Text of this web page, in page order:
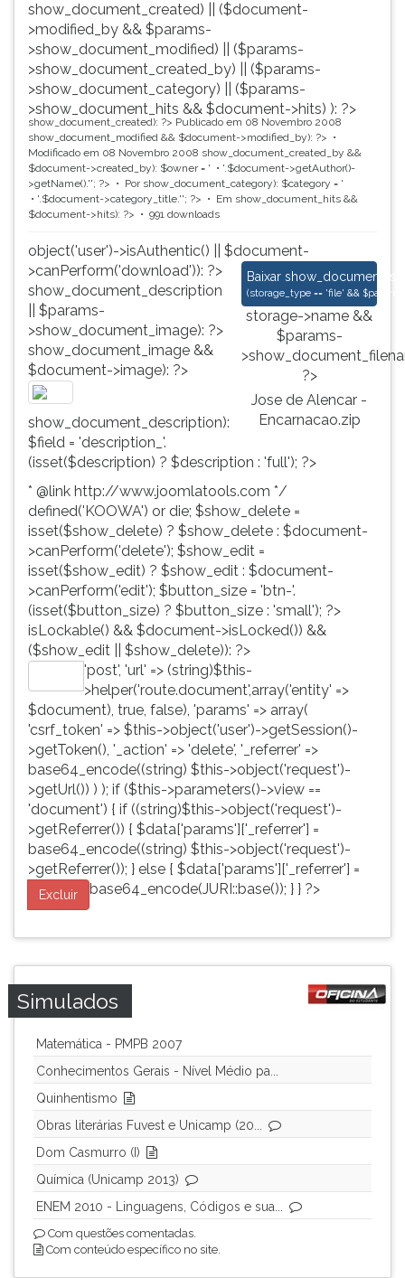
show_document_created) || ($document-
>modified_by && $params-
>show_document_modified) || ($params-
>show_document_created_by) || ($params-
>show_document_category) || ($params-
>show_document_hits && $document->hits) ): ?>
show_document_created): ?> Publicado em 08 Novembro 2008
show_document_modified && $document->modified_by): ?>
Modificado em 08 Novembro 2008 show_document_created_by &&
$document->created_by): $owner = '
'.$document->getAuthor()-
>getName().''; ?> Por show_document_category): $category = '
'.$document->category_title.''; ?> Em show_document_hits &&
$document->hits): ?>
991 downloads
object('user')->isAuthentic() || $document-
>canPerform('download')): ?>
Baixar Jose de Alencar -
(storage_type == 'file' &&
storage->name &&
$params-
?>
Jose de Alencar -
Encarnacao.zip
show_document_description
|| $params-
>show_document_image): ?>
show_document_image &&
$document->image): ?>
show_document_description):
$field = 'description_'.
(isset($description) ? $description : 'full'); ?>
* @link http://www.joomlatools.com */
defined('KOOWA') or die; $show_delete =
isset($show_delete) ? $show_delete : $document-
>canPerform('delete'); $show_edit =
isset($show_edit) ? $show_edit : $document-
>canPerform('edit'); $button_size = 'btn-'.
(isset($button_size) ? $button_size : 'small'); ?>
isLockable() && $document->isLocked()) &&
($show_edit || $show_delete)): ?>
'post', 'url' => (string)$this-
>helper('route.document',array('entity' =>
$document), true, false), 'params' => array(
'csrf_token' => $this->object('user')->getSession()-
>getToken(), '_action' => 'delete', '_referrer' =>
base64_encode((string) $this->object('request')-
>getUrl()) ) ); if ($this->parameters()->view ==
'document') { if ((string)$this->object('request')-
>getReferrer()) { $data['params']['_referrer'] =
base64_encode((string) $this->object('request')-
>getReferrer()); } else { $data['params']['_referrer'] =
base64_encode(JURI::base()); } } ?>
Excluir
Simulados
Matemática - PMPB 2007
Conhecimentos Gerais - Nível Médio pa...
Quinhentismo
Obras literárias Fuvest e Unicamp (20...
Dom Casmurro (I)
Química (Unicamp 2013)
ENEM 2010 - Linguagens, Códigos e sua...
Com questões comentadas.
Com conteúdo específico no site.